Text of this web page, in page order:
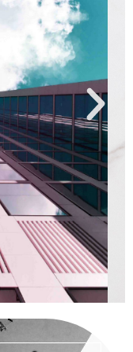
SE
O